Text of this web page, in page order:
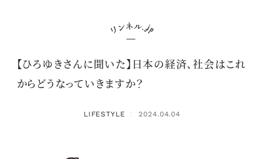
【ひろゆきさんに聞いた】日本の経済、社会はこれ
からどうなっていきますか？
LIFESTYLE ： 2024.04.04